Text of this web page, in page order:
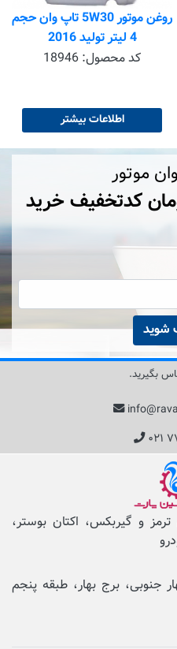
روغن موتور 5W30 تاپ وان حجم
4 لیتر تولید 2016
کد محصول: 18946
اطلاعات بیشتر
موتور
هزار تومان کد‌تخفیف خرید
شوید
بگیرید.
و گیربکس، اکتان بوستر،
جنوبی، برج بهار، طبقه پنجم